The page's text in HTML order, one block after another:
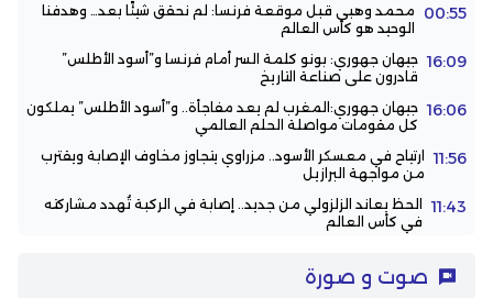
00:55
محمد وهبي قبل موقعة فرنسا: لم نحقق شيئًا بعد… وهدفنا
الوحيد هو كأس العالم
16:09 جيهان جهوري: بونو كلمة السر أمام فرنسا و”أسود الأطلس”
قادرون على صناعة التاريخ
16:06 جيهان جهوري:المغرب لم يعد مفاجأة.. و”أسود الأطلس” يملكون
كل مقومات مواصلة الحلم العالمي
11:56
ارتياح في معسكر الأسود.. مزراوي يتجاوز مخاوف الإصابة ويقترب
من مواجهة البرازيل
11:43
الحظ يعاند الزلزولي من جديد.. إصابة في الركبة تُهدد مشاركته
في كأس العالم
صوت و صورة